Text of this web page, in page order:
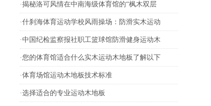
·揭秘洛可风情在中南海级体育馆的“枫木双层
·什刹海体育运动学校风雨操场：防滑实木运动
·中国纪检监察报社职工篮球馆防滑健身运动木
·您的体育馆适合什么实木运动木地板了解以下
·体育场馆运动木地板技术标准
·选择适合的专业运动木地板